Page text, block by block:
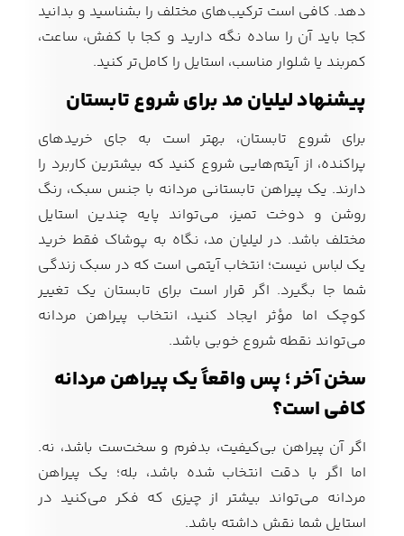
دهد. کافی است ترکیب‌های مختلف را بشناسید و بدانید
کجا باید آن را ساده نگه دارید و کجا با کفش، ساعت،
کمربند یا شلوار مناسب، استایل را کامل‌تر کنید.
پیشنهاد لیلیان مد برای شروع تابستان
برای شروع تابستان، بهتر است به جای خریدهای
پراکنده، از آیتم‌هایی شروع کنید که بیشترین کاربرد را
دارند. یک پیراهن تابستانی مردانه با جنس سبک، رنگ
روشن و دوخت تمیز، می‌تواند پایه چندین استایل
مختلف باشد. در لیلیان مد، نگاه به پوشاک فقط خرید
یک لباس نیست؛ انتخاب آیتمی است که در سبک زندگی
شما جا بگیرد. اگر قرار است برای تابستان یک تغییر
کوچک اما مؤثر ایجاد کنید، انتخاب پیراهن مردانه
می‌تواند نقطه شروع خوبی باشد.
سخن آخر ؛ پس واقعاً یک پیراهن مردانه
کافی است؟
اگر آن پیراهن بی‌کیفیت، بدفرم و سخت‌ست باشد، نه.
اما اگر با دقت انتخاب شده باشد، بله؛ یک پیراهن
مردانه می‌تواند بیشتر از چیزی که فکر می‌کنید در
استایل شما نقش داشته باشد.